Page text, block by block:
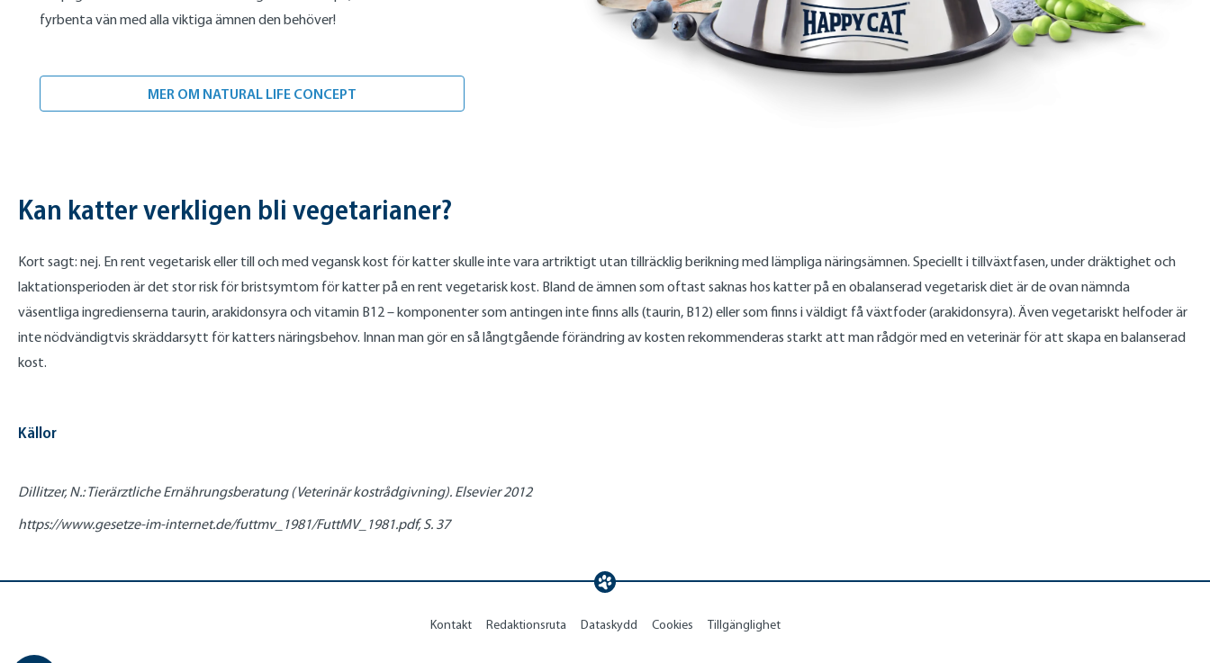
fyrbenta vän med alla viktiga ämnen den behöver!
MER OM NATURAL LIFE CONCEPT
Kan katter verkligen bli vegetarianer?
Kort sagt: nej. En rent vegetarisk eller till och med vegansk kost för katter skulle inte vara artriktigt utan tillräcklig berikning med lämpliga näringsämnen. Speciellt i tillväxtfasen, under dräktighet och
laktationsperioden är det stor risk för bristsymtom för katter på en rent vegetarisk kost. Bland de ämnen som oftast saknas hos katter på en obalanserad vegetarisk diet är de ovan nämnda
väsentliga ingredienserna taurin, arakidonsyra och vitamin B12 – komponenter som antingen inte finns alls (taurin, B12) eller som finns i väldigt få växtfoder (arakidonsyra). Även vegetariskt helfoder är
inte nödvändigtvis skräddarsytt för katters näringsbehov. Innan man gör en så långtgående förändring av kosten rekommenderas starkt att man rådgör med en veterinär för att skapa en balanserad
kost.
Källor
Dillitzer, N.: Tierärztliche Ernährungsberatung (Veterinär kostrådgivning). Elsevier 2012
https://www.gesetze-im-internet.de/futtmv_1981/FuttMV_1981.pdf, S. 37
Kontakt Redaktionsruta Dataskydd Cookies Tillgänglighet